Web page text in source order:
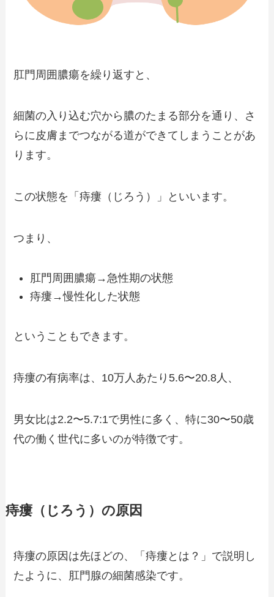
肛門周囲膿瘍を繰り返すと、
細菌の入り込む穴から膿のたまる部分を通り、さ
らに皮膚までつながる道ができてしまうことがあ
ります。
この状態を「痔瘻（じろう）」といいます。
つまり、
肛門周囲膿瘍→急性期の状態
痔瘻→慢性化した状態
ということもできます。
痔瘻の有病率は、10万人あたり5.6〜20.8人、
男女比は2.2〜5.7:1で男性に多く、特に30〜50歳
代の働く世代に多いのが特徴です。
痔瘻（じろう）の原因
痔瘻の原因は先ほどの、「痔瘻とは？」で説明し
たように、肛門腺の細菌感染です。